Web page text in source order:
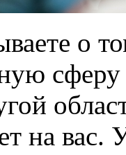
о
сферу
на вас.